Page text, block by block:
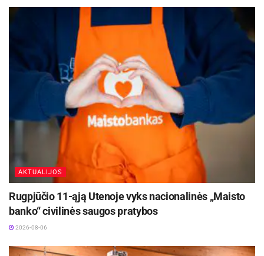
AKTUALIJOS
Rugpjūčio 11-ąją Utenoje vyks nacionalinės „Maisto
banko“ civilinės saugos pratybos
2026-08-06